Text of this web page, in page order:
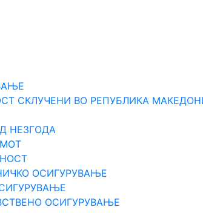
СКЛУЧЕНИ ВО РЕПУБЛИКА
НЕЗГОДА
ОСИГУРУВАЊЕ
ОСИГУРУВАЊЕ